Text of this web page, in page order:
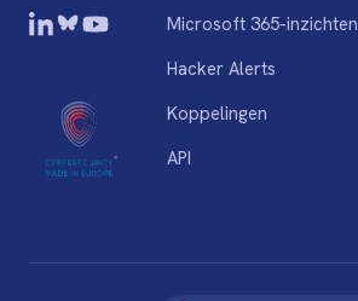
Microsoft 365-inzichten
Hacker Alerts
Koppelingen
API